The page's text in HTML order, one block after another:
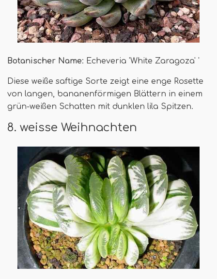
Botanischer Name: Echeveria 'White Zaragoza' '
Diese weiße saftige Sorte zeigt eine enge Rosette
von langen, bananenförmigen Blättern in einem
grün-weißen Schatten mit dunklen lila Spitzen.
8. weisse Weihnachten